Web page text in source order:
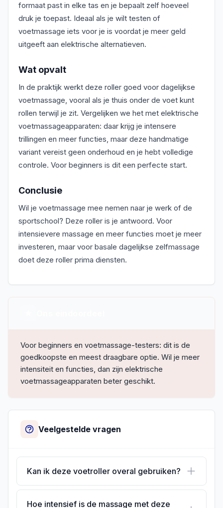
formaat past in elke tas en je bepaalt zelf hoeveel
druk je toepast. Ideaal als je wilt testen of
voetmassage iets voor je is voordat je meer geld
uitgeeft aan elektrische alternatieven.
Wat opvalt
In de praktijk werkt deze roller goed voor dagelijkse
voetmassage, vooral als je thuis onder de voet kunt
rollen terwijl je zit. Vergelijken we het met elektrische
voetmassageapparaten: daar krijg je intensere
trillingen en meer functies, maar deze handmatige
variant vereist geen onderhoud en je hebt volledige
controle. Voor beginners is dit een perfecte start.
Conclusie
Wil je voetmassage mee nemen naar je werk of de
sportschool? Deze roller is je antwoord. Voor
intensievere massage en meer functies moet je meer
investeren, maar voor basale dagelijkse zelfmassage
doet deze roller prima diensten.
Voor beginners en voetmassage-testers: dit is de
goedkoopste en meest draagbare optie. Wil je meer
intensiteit en functies, dan zijn elektrische
voetmassageapparaten beter geschikt.
Veelgestelde vragen
Kan ik deze voetroller overal gebruiken?
Hoe intensief is de massage met deze